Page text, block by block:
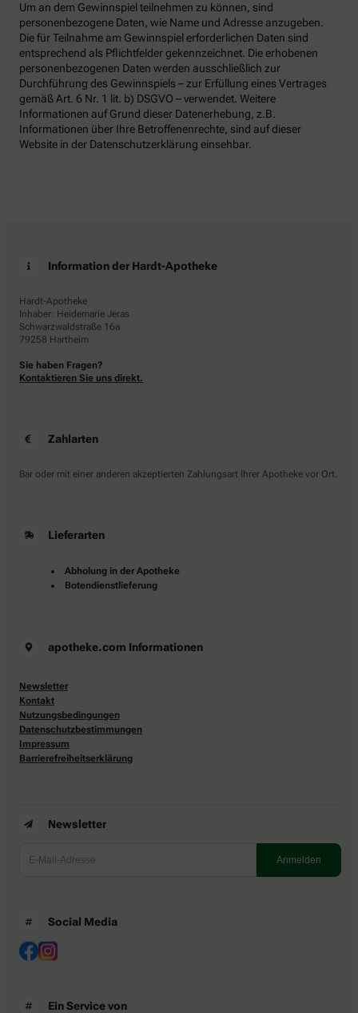
Um an dem Gewinnspiel teilnehmen zu können, sind
personenbezogene Daten, wie Name und Adresse anzugeben.
Die für Teilnahme am Gewinnspiel erforderlichen Daten sind
entsprechend als Pflichtfelder gekennzeichnet. Die erhobenen
personenbezogenen Daten werden ausschließlich zur
Durchführung des Gewinnspiels – zur Erfüllung eines Vertrages
gemäß Art. 6 Nr. 1 lit. b) DSGVO – verwendet. Weitere
Informationen auf Grund dieser Datenerhebung, z.B.
Informationen über Ihre Betroffenenrechte, sind auf dieser
Website in der Datenschutzerklärung einsehbar.
Information der Hardt-Apotheke
Hardt-Apotheke
Inhaber: Heidemarie Jeras
Schwarzwaldstraße 16a
79258 Hartheim
Sie haben Fragen?
Kontaktieren Sie uns direkt.
Zahlarten
Bar oder mit einer anderen akzeptierten Zahlungsart Ihrer Apotheke vor Ort.
Lieferarten
Abholung in der Apotheke
Botendienstlieferung
apotheke.com Informationen
Newsletter
Kontakt
Nutzungsbedingungen
Datenschutzbestimmungen
Impressum
Barrierefreiheitserklärung
Newsletter
Social Media
Ein Service von